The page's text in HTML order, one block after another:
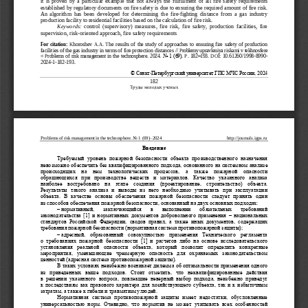
182
Труды молодых ученых
established by regulatory documents on fire safety is due to ensuring the required amount of fire risk.
An  algorithm  has  been  developed  for determining  the  fire-fighting  distance  from  a  gas  industry
production facility to residential facilities based on the calculation of fire risk.
Keywords: control  (supervisory)  measures,  fire  risk,  fire  safety,  production  facilities,  fire
supervision, risk-oriented approach, fire safety requirements
For  citation: Khoroshev A.A.
The  results  of  the  study  of  approaches  to  ensuring  fire  safety  of  production
facilities of the gas industry in terms of fire protection distances // Problemy upravleniya riskami v tekhnosfere
= Problems of risk  management in the technosphere. 2024. No 1 (69). P 182–193 DOI: 10.61260/1998-8990-
2024-1-182-193.
© Санкт-Петербургский университет ГПС МЧС России, 2024
Problems of risk management in the technosphere. No 1 (69) –2024 http://journals.igps.ru
Введение
Требуемый  уровень  пожарной  безопасности  объекта  производственного  назначения
невозможно обеспечить без квалифицированного подхода, основанного на системном анализе
происходящих  на  нем  технологических  процессов,  а  также  пожарной  опасности
обращающихся  при  производстве  веществ  и  материалов.  Качество  указанного  анализа
наиболее  востребовано  на  этапе  создания  (проектирование,  строительство)  объекта.
Результаты такого  анализа  и  выводы  из  него  необходимо  учитывать  при  эксплуатации
объекта
В  качестве  основы  обеспечения  пожарной  безопасности  следует  принять  один
из способов обеспечения пожарной безопасности, основанный на двух основных подходах:
– нормативный,   заключающийся   в   выполнении   обязательных   требований
законодательства [1] и нормативных документов добровольного применения – национальных
стандартов  Российской  Федерации,  сводов  правил,  а  также  иных  документов,  содержащих
требования пожарной безопасности (нормативная система противопожарной защиты);
– адресный,  образованный  совокупностью  применения
Технического  регламента
о  требованиях  пожарной  безопасности [1]  и  расчетов  либо  на  основе  исследовательского
установления  реальной  опасности  объекта,  который  позволит  определить  конкретные
мероприятия,  уменьшающие  чрезмерную  опасность  для  охраняемых  законодательством
ценностей (адресная система противопожарной защиты).
В таких условиях неизбежно возникает дилемма об оптимальности применения одного
из  приведенных  выше  подходов.  Стоит  отметить,  что  неквалифицированные  действия
в  решении  указанного  вопроса,  повлекшие  неверный  выбор  подхода,  неизбежно  приведут
к последствиям как правового характера для хозяйствующего субъекта, так и к избыточным
затратам, а также к гибели и травматизму людей.
Нормативная  система  противопожарной  защиты  имеет  недостатки,  обусловленные
универсальностью  норм.  Очевидно,  что  норматив  не  может  учитывать  всех  особенностей